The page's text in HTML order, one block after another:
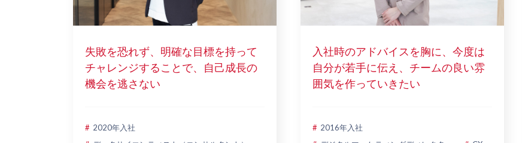
失敗を恐れず、明確な目標を持って
チャレンジすることで、自己成長の
機会を逃さない
2020年入社
入社時のアドバイスを胸に、今度は
自分が若手に伝え、チームの良い雰
囲気を作っていきたい
2016年入社